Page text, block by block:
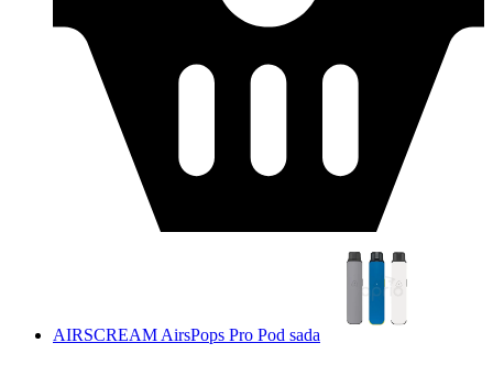
AIRSCREAM AirsPops Pro Pod sada